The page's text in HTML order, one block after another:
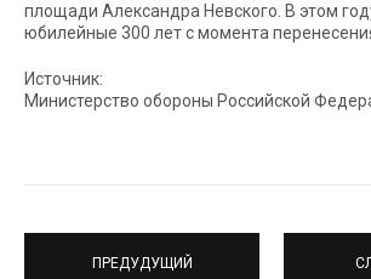
площади Александра Невского. В этом
юбилейные 300 лет с момента
Источник:
Министерство обороны Российской
ПРЕДУДУЩИЙ